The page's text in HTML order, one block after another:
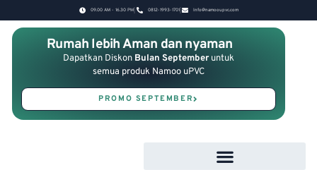
09.00 AM - 16.30 PM 0812-1993-1701 Info@namooupvc.com
Rumah lebih Aman dan nyaman
Dapatkan Diskon Bulan September untuk
semua produk Namoo uPVC
PROMO SEPTEMBER